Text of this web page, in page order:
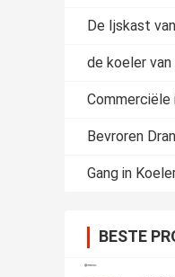
De Ijskast
de koeler
Commerciële
Bevroren
Gang in
BESTE